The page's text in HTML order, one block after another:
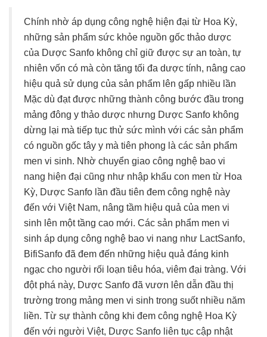
Chính nhờ áp dụng công nghệ hiện đại từ Hoa Kỳ,
những sản phẩm sức khỏe nguồn gốc thảo dược
của Dược Sanfo không chỉ giữ được sự an toàn, tự
nhiên vốn có mà còn tăng tối đa dược tính, nâng cao
hiệu quả sử dụng của sản phẩm lên gấp nhiều lần
Mặc dù đạt được những thành công bước đầu trong
mảng đông y thảo dược nhưng Dược Sanfo không
dừng lại mà tiếp tục thử sức mình với các sản phẩm
có nguồn gốc tây y mà tiên phong là các sản phẩm
men vi sinh. Nhờ chuyển giao công nghệ bao vi
nang hiện đại cũng như nhập khẩu con men từ Hoa
Kỳ, Dược Sanfo lần đầu tiên đem công nghệ này
đến với Việt Nam, nâng tầm hiệu quả của men vi
sinh lên một tầng cao mới. Các sản phẩm men vi
sinh áp dụng công nghệ bao vi nang như LactSanfo,
BifiSanfo đã đem đến những hiệu quả đáng kinh
ngạc cho người rối loạn tiêu hóa, viêm đại tràng. Với
đột phá này, Dược Sanfo đã vươn lên dẫn đầu thị
trường trong mảng men vi sinh trong suốt nhiều năm
liền. Từ sự thành công khi đem công nghệ Hoa Kỳ
đến với người Việt, Dược Sanfo liên tục cập nhật